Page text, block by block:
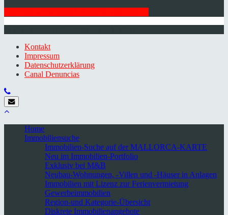
Kontakt
Impressum
Datenschutzerklärung
Canal Denuncias
Home
Immobiliensuche
Immobilien-Suche auf der MALLORCA-KARTE
Neu im Immobilien-Portfolio
Exklusiv bei M&B
Neubau-Wohnungen, -Villen und -Häuser in Anlagen
Immobilien mit Lizenz zur Ferienvermietung
Gewerbeimmobilien
Region-und Kategorie-Übersicht
Diskrete Immobilienangebote